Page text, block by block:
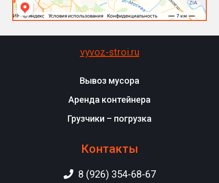
vyvoz-stroi.ru
Вывоз мусора
Аренда контейнера
Грузчики – погрузка
Контакты
8 (926) 354-68-67